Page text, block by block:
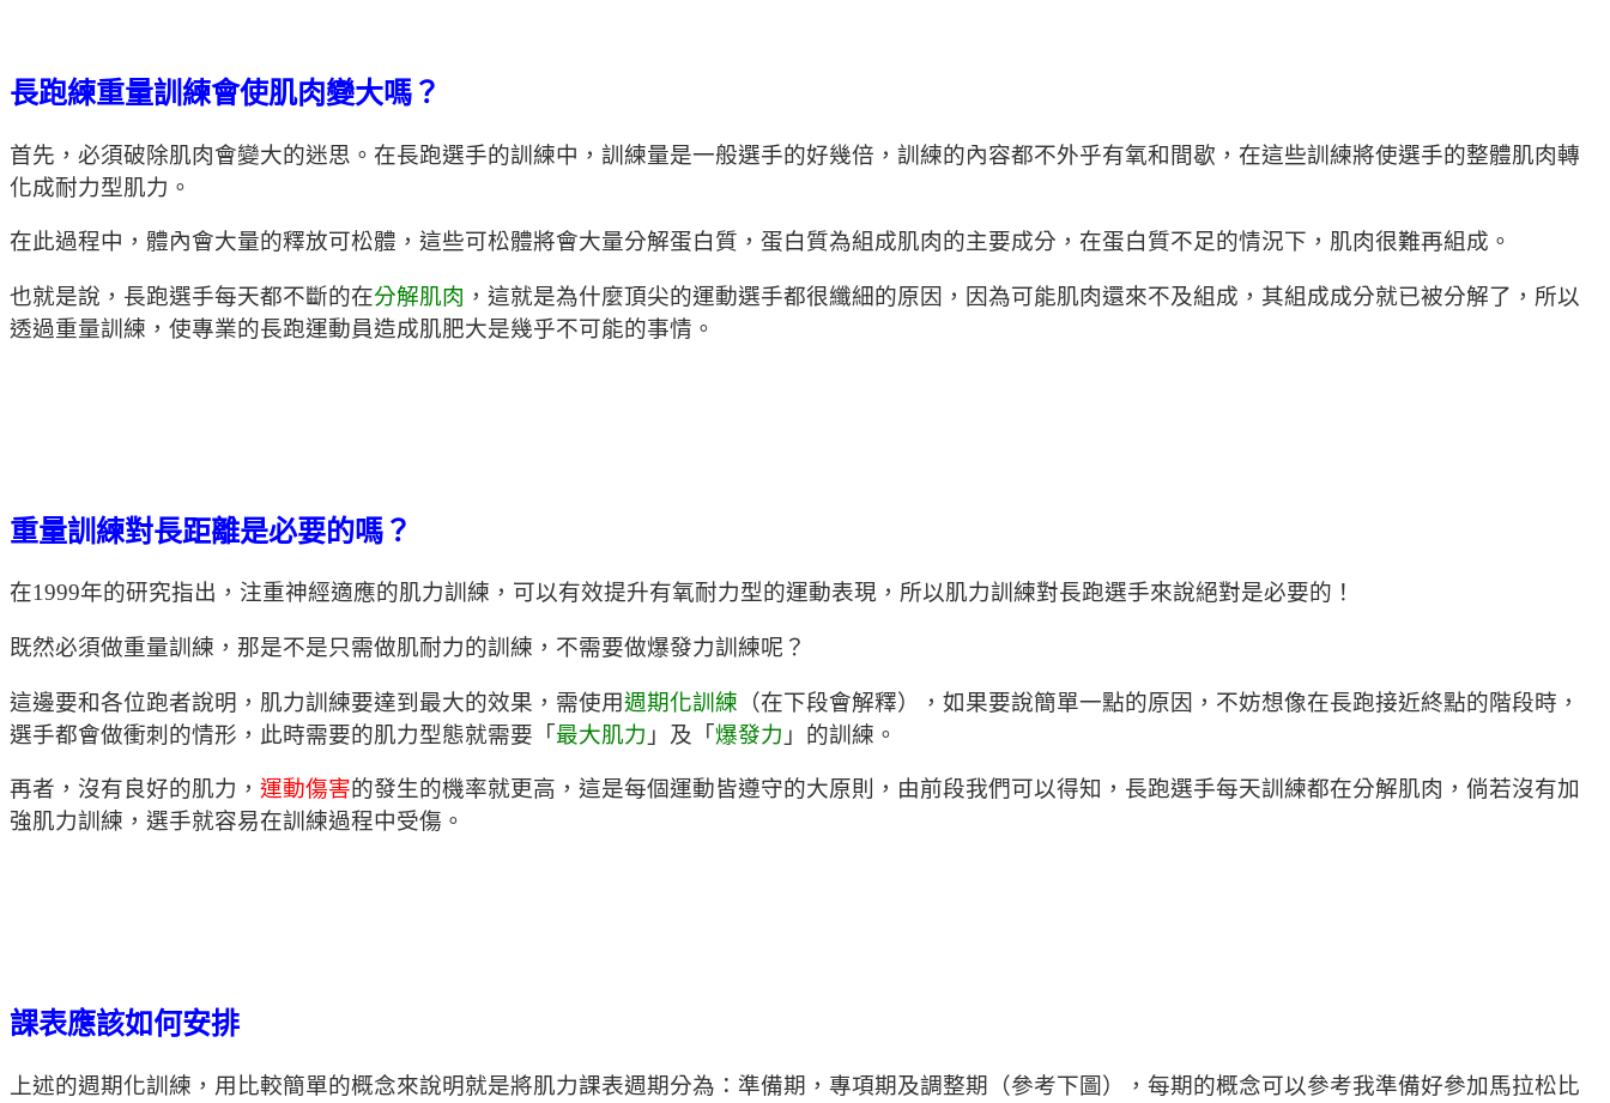
長跑練重量訓練會使肌肉變大嗎？
首先，必須破除肌肉會變大的迷思。在長跑選手的訓練中，訓練量是一般選手的好幾倍，訓練的內容都不外乎有氧和間歇，在這些訓練將使選手的整體肌肉轉
化成耐力型肌力。
在此過程中，體內會大量的釋放可松體，這些可松體將會大量分解蛋白質，蛋白質為組成肌肉的主要成分，在蛋白質不足的情況下，肌肉很難再組成。
也就是說，長跑選手每天都不斷的在分解肌肉 ，這就是為什麼頂尖的運動選手都很纖細的原因，因為可能肌肉還來不及組成，其組成成分就已被分解了，所以
透過重量訓練，使專業的長跑運動員造成肌肥大是幾乎不可能的事情。
重量訓練對長距離是必要的嗎？
在1999年的研究指出，注重神經適應的肌力訓練，可以有效提升有氧耐力型的運動表現，所以肌力訓練對長跑選手來說絕對是必要的！
既然必須做重量訓練，那是不是只需做肌耐力的訓練，不需要做爆發力訓練呢？
這邊要和各位跑者說明，肌力訓練要達到最大的效果，需使用週期化訓練 （在下段會解釋），如果要說簡單一點的原因，不妨想像在長跑接近終點的階段時，
選手都會做衝刺的情形，此時需要的肌力型態就需要「最大肌力 」及「爆發力 」的訓練。
再者，沒有良好的肌力， 運動傷害的發生的機率就更高，這是每個運動皆遵守的大原則，由前段我們可以得知，長跑選手每天訓練都在分解肌肉，倘若沒有加
強肌力訓練，選手就容易在訓練過程中受傷。
課表應該如何安排
上述的週期化訓練，用比較簡單的概念來說明就是將肌力課表週期分為：準備期，專項期及調整期（參考下圖），每期的概念可以參考我準備好參加馬拉松比